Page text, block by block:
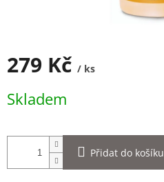
279 Kč / ks
cena:
Skladem
Přidat do košíku